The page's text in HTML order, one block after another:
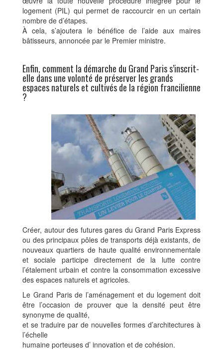
logement (PIL) qui permet de raccourcir en un certain
nombre de d’étapes.
À cela, s’ajoutera le bénéfice de l’aide aux maires
bâtisseurs, annoncée par le Premier ministre.
Enfin, comment la démarche du Grand Paris s’inscrit-
elle dans une volonté de préserver les grands
espaces naturels et cultivés de la région francilienne
?
Créer, autour des futures gares du Grand Paris Express
ou des principaux pôles de transports déjà existants, de
nouveaux quartiers de haute qualité environnementale
et sociale participe directement de la lutte contre
l’étalement urbain et contre la consommation excessive
des espaces naturels et agricoles.
Le Grand Paris de l’aménagement et du logement doit
être l’occasion de prouver que la densité peut être
synonyme de qualité,
et se traduire par de nouvelles formes d’architectures à
l’échelle
humaine porteuses d’ innovation et de cohésion.